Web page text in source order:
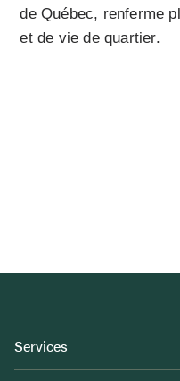
de Québec, renferme
et de vie de quartier.
Services